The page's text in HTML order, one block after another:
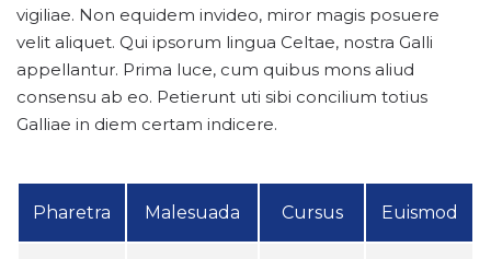
vigiliae. Non equidem invideo, miror magis posuere
velit aliquet. Qui ipsorum lingua Celtae, nostra Galli
appellantur. Prima luce, cum quibus mons aliud
consensu ab eo. Petierunt uti sibi concilium totius
Galliae in diem certam indicere.
Pharetra Malesuada Cursus Euismod